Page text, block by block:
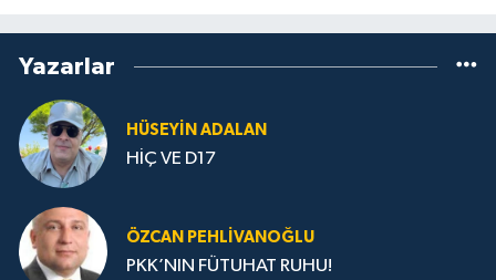
Yazarlar
HÜSEYIN ADALAN
HİÇ VE D17
ÖZCAN PEHLIVANOĞLU
PKK’NIN FÜTUHAT RUHU!